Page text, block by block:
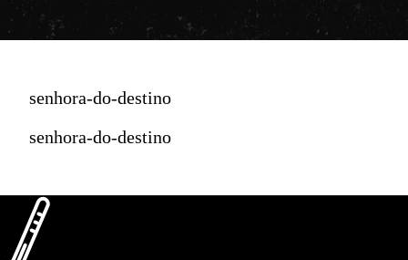
senhora-do-destino
senhora-do-destino